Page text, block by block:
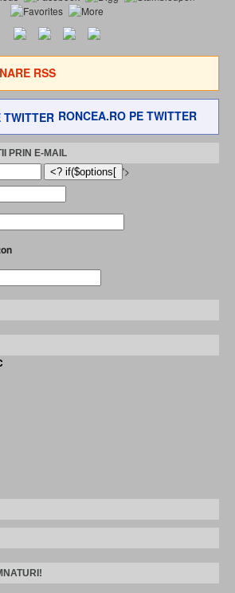
RSS
RONCEA.RO PE TWITTER
PRIN E-MAIL
'>